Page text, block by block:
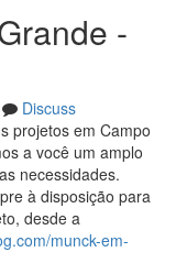
-
Discuss
projetos em Campo
a você um amplo
necessidades.
à disposição para
desde a
munck-em-